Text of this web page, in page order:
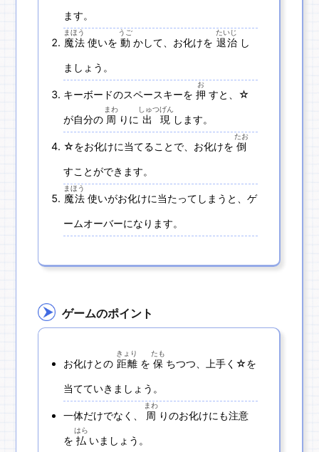
ます。
魔法
まほう
使いを動
うご
かして、お化けを 退治
たいじ
し
ましょう。
キーボードのスペースキーを押
お
すと、☆
が自分の 周
まわ
りに 出現
しゅつげん
します。
☆をお化けに当てることで、お化けを倒
たお
すことができます。
魔法
まほう
使いがお化けに当たってしまうと、ゲ
ームオーバーになります。
ゲームのポイント
お化けとの 距離
きょり
を保
たも
ちつつ、上手く☆を
当てていきましょう。
一体だけでなく、 周
まわ
りのお化けにも注意
を払
はら
いましょう。